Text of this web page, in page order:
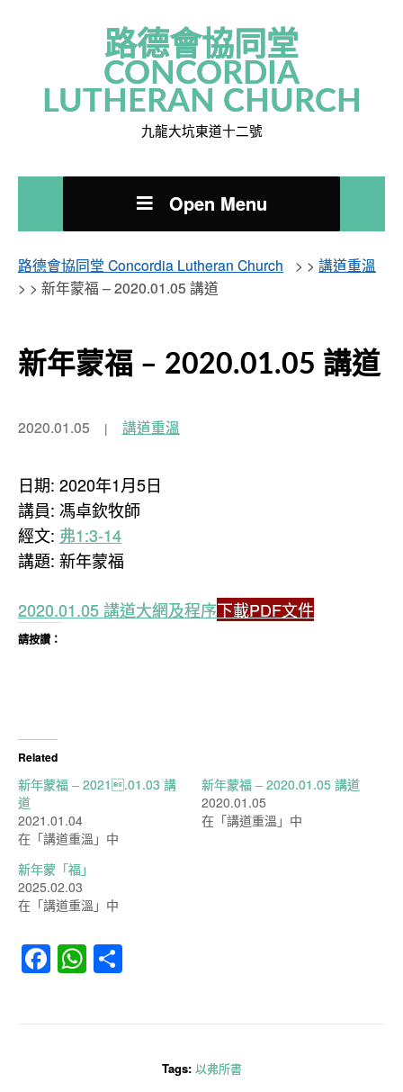
路德會協同堂
CONCORDIA
LUTHERAN CHURCH
九龍大坑東道十二號
Open Menu
路德會協同堂 Concordia Lutheran Church > > 講道重溫
> > 新年蒙福 – 2020.01.05 講道
新年蒙福 – 2020.01.05 講道
2020.01.05 講道重溫
日期: 2020年1月5日
講員: 馮卓欽牧師
經文: 弗1:3-14
講題: 新年蒙福
2020.01.05 講道大網及程序下載PDF文件
請按讚：
Related
新年蒙福 – 2021.01.03 講
道
2021.01.04
在「講道重溫」中
新年蒙福 – 2020.01.05 講道
2020.01.05
在「講道重溫」中
新年蒙「福」
2025.02.03
在「講道重溫」中
Facebook
WhatsApp
Tags: 以弗所書